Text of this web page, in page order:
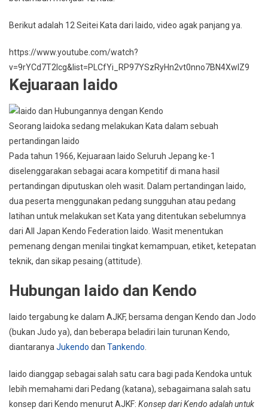
Berikut adalah 12 Seitei Kata dari Iaido, video agak panjang ya.
https://www.youtube.com/watch?
v=9rYCd7T2Icg&list=PLCfYi_RP97YSzRyHn2vt0nno7BN4XwIZ9
Kejuaraan Iaido
Seorang Iaidoka sedang melakukan Kata dalam sebuah
pertandingan Iaido
Pada tahun 1966, Kejuaraan Iaido Seluruh Jepang ke-1
diselenggarakan sebagai acara kompetitif di mana hasil
pertandingan diputuskan oleh wasit. Dalam pertandingan Iaido,
dua peserta menggunakan pedang sungguhan atau pedang
latihan untuk melakukan set Kata yang ditentukan sebelumnya
dari All Japan Kendo Federation Iaido. Wasit menentukan
pemenang dengan menilai tingkat kemampuan, etiket, ketepatan
teknik, dan sikap pesaing (attitude).
Hubungan Iaido dan Kendo
Iaido tergabung ke dalam AJKF, bersama dengan Kendo dan Jodo
(bukan Judo ya), dan beberapa beladiri lain turunan Kendo,
diantaranya Jukendo dan Tankendo
Iaido dianggap sebagai salah satu cara bagi pada Kendoka untuk
lebih memahami dari Pedang (katana), sebagaimana salah satu
konsep dari Kendo menurut AJKF: Konsep dari Kendo adalah untuk